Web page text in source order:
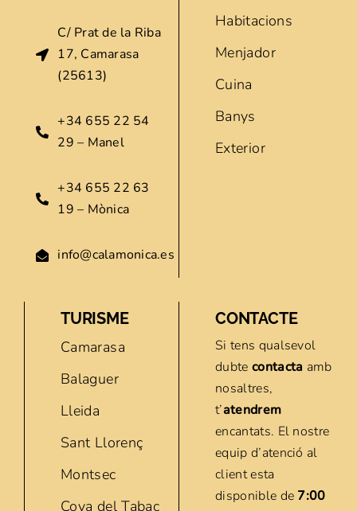
C/ Prat de la Riba
17, Camarasa
(25613)
+34 655 22 54
29 – Manel
+34 655 22 63
19 – Mònica
info@calamonica.es
Habitacions
Menjador
Cuina
Banys
Exterior
TURISME
Camarasa
Balaguer
Lleida
Sant Llorenç
Montsec
Cova del Tabac
CONTACTE
Si tens qualsevol
dubte contacta amb
nosaltres,
t’atendrem
encantats. El nostre
equip d’atenció al
client esta
disponible de 7:00